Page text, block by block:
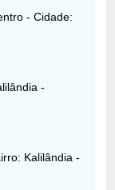
- Cidade:
-
Kalilândia -